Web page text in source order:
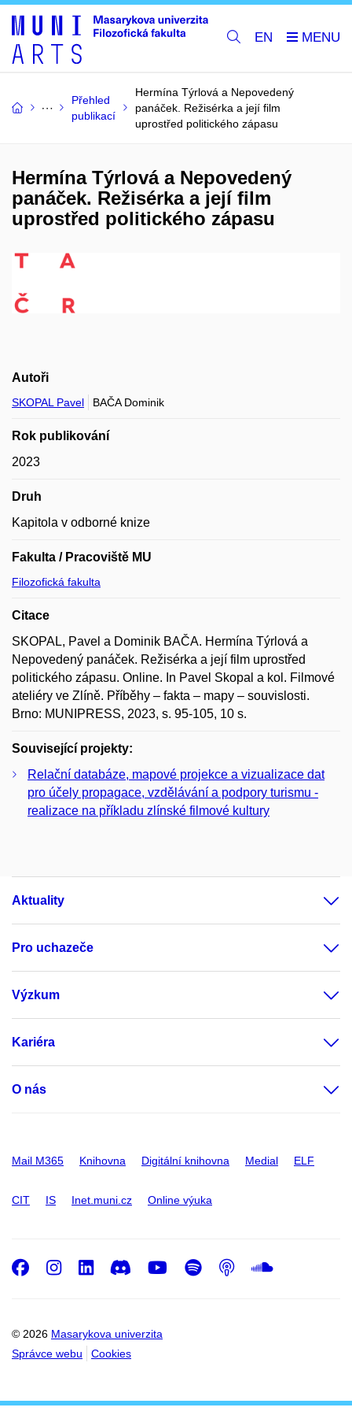
EN
Přehled
publikací
Hermína Týrlová a Nepovedený
panáček. Režisérka a její film
uprostřed politického zápasu
Hermína Týrlová a Nepovedený
panáček. Režisérka a její film
uprostřed politického zápasu
Autoři
SKOPAL Pavel BAČA Dominik
Rok publikování
2023
Druh
Kapitola v odborné knize
Fakulta / Pracoviště MU
Filozofická fakulta
Citace
SKOPAL, Pavel a Dominik BAČA. Hermína Týrlová a
Nepovedený panáček. Režisérka a její film uprostřed
politického zápasu. Online. In Pavel Skopal a kol. Filmové
ateliéry ve Zlíně. Příběhy – fakta – mapy – souvislosti.
Brno: MUNIPRESS, 2023, s. 95-105, 10 s.
Související projekty:
Relační databáze, mapové projekce a vizualizace dat
pro účely propagace, vzdělávání a podpory turismu -
realizace na příkladu zlínské filmové kultury
Aktuality
Pro uchazeče
Výzkum
Kariéra
O nás
Mail M365 Knihovna Digitální knihovna Medial ELF
CIT IS Inet.muni.cz Online výuka
© 2026 Masarykova univerzita
Správce webu
Cookies
Facebook
Instagram
LinkedIn
DiscordYoutube
Spotify
Podcast